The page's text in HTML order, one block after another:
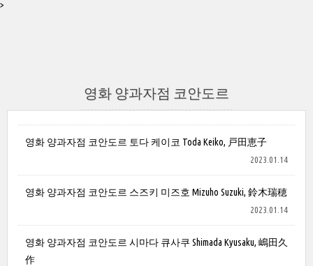
>
영화 양과자점 코안도르
영화 양과자점 코안도르 토다 케이코 Toda Keiko, 戸田恵子
2023.01.14
영화 양과자점 코안도르 스즈키 미즈호 Mizuho Suzuki, 鈴木瑞穂
2023.01.14
영화 양과자점 코안도르 시마다 큐사쿠 Shimada Kyusaku, 嶋田久
作